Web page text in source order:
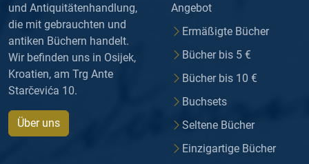
und Antiquitätenhandlung,
die mit gebrauchten und
antiken Büchern handelt.
Wir befinden uns in Osijek,
Kroatien, am Trg Ante
Starčevića 10.
Über uns
Angebot
Ermäßigte Bücher
Bücher bis 5 €
Bücher bis 10 €
Buchsets
Seltene Bücher
Einzigartige Bücher